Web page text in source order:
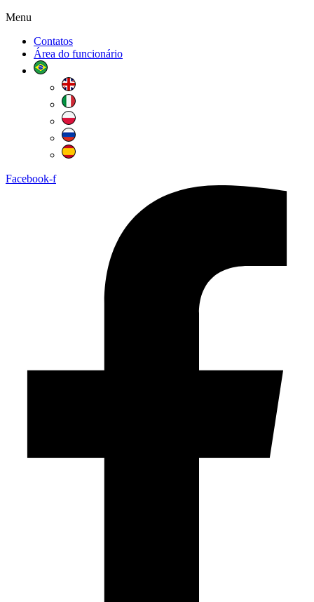
Menu
Contatos
Área do funcionário
Facebook-f